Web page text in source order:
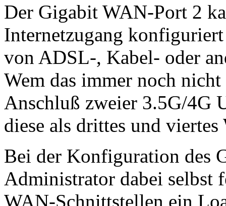
Der Gigabit WAN-Port 2
Internetzugang
von ADSL-, Kabel- oder
Wem das immer noch
Anschluß zweier 3.5G/4G
diese als drittes und
Bei der Konfiguration des
Administrator dabei selbst
WAN-Schnittstellen ein